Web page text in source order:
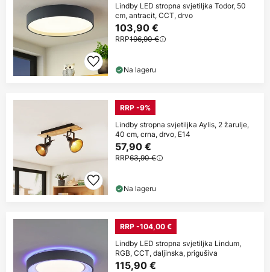
Lindby LED stropna svjetiljka Todor, 50
cm, antracit, CCT, drvo
103,90 €
RRP196,90 €
Na lageru
RRP -9%
Lindby stropna svjetiljka Aylis, 2 žarulje,
40 cm, crna, drvo, E14
57,90 €
RRP63,90 €
Na lageru
RRP -104,00 €
Lindby LED stropna svjetiljka Lindum,
RGB, CCT, daljinska, prigušiva
115,90 €